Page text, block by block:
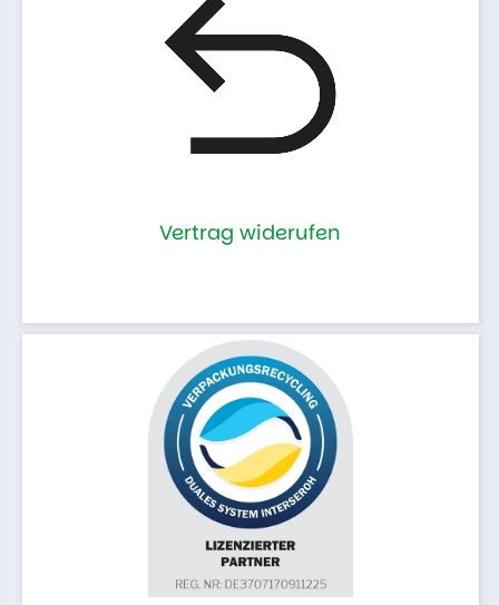
Vertrag widerufen